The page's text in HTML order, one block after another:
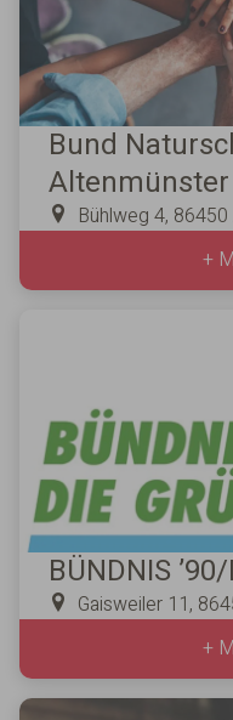
Bund
Altenmünster
Bühlweg 4,
+
BÜNDNIS
Gaisweiler 11,
+